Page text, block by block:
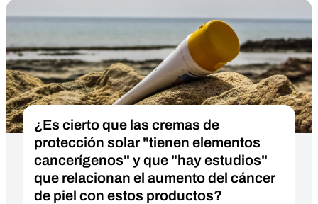
¿Es cierto que las cremas de
protección solar "tienen elementos
cancerígenos" y que "hay estudios"
que relacionan el aumento del cáncer
de piel con estos productos?